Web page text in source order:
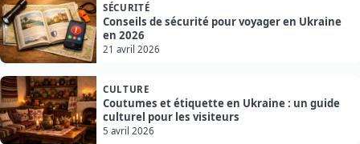
SÉCURITÉ
Conseils de sécurité pour voyager en Ukraine
en 2026
21 avril 2026
CULTURE
Coutumes et étiquette en Ukraine : un guide
culturel pour les visiteurs
5 avril 2026